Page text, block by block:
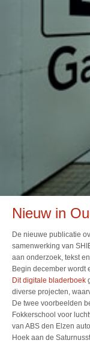
Nieuw in
De nieuwe publicatie
samenwerking van
aan onderzoek, tekst
Begin december wordt
Dit digitale bladerboek
diverse projecten,
De twee voorbeelden
Fokkerschool voor
van ABS den Elzen
Hoek aan de